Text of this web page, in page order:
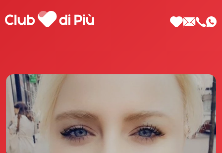
Scopri Club di Più
Le testimonianze Club di Più
La fondatrice Valeria Pilla